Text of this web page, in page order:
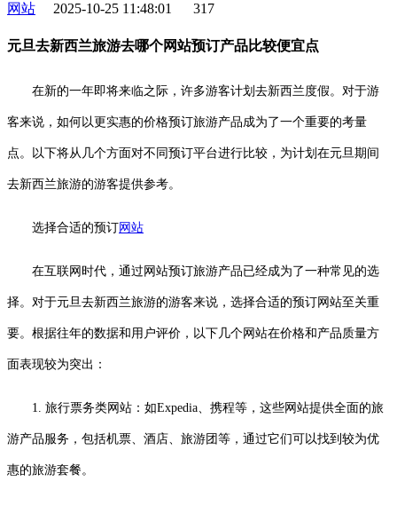
网站 2025-10-25 11:48:01 317
元旦去新西兰旅游去哪个网站预订产品比较便宜点
在新的一年即将来临之际，许多游客计划去新西兰度假。对于游
客来说，如何以更实惠的价格预订旅游产品成为了一个重要的考量
点。以下将从几个方面对不同预订平台进行比较，为计划在元旦期间
去新西兰旅游的游客提供参考。
选择合适的预订网站
在互联网时代，通过网站预订旅游产品已经成为了一种常见的选
择。对于元旦去新西兰旅游的游客来说，选择合适的预订网站至关重
要。根据往年的数据和用户评价，以下几个网站在价格和产品质量方
面表现较为突出：
1. 旅行票务类网站：如Expedia、携程等，这些网站提供全面的旅
游产品服务，包括机票、酒店、旅游团等，通过它们可以找到较为优
惠的旅游套餐。